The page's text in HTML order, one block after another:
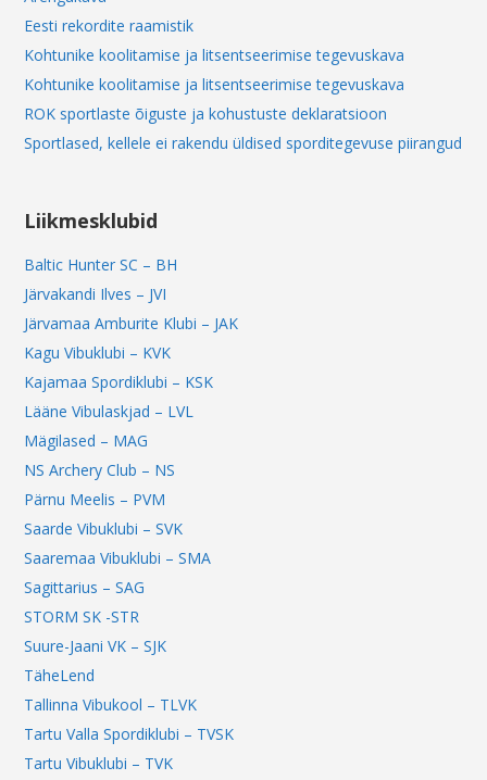
Eesti rekordite raamistik
Kohtunike koolitamise ja litsentseerimise tegevuskava
Kohtunike koolitamise ja litsentseerimise tegevuskava
ROK sportlaste õiguste ja kohustuste deklaratsioon
Sportlased, kellele ei rakendu üldised sporditegevuse piirangud
Liikmesklubid
Baltic Hunter SC – BH
Järvakandi Ilves – JVI
Järvamaa Amburite Klubi – JAK
Kagu Vibuklubi – KVK
Kajamaa Spordiklubi – KSK
Lääne Vibulaskjad – LVL
Mägilased – MAG
NS Archery Club – NS
Pärnu Meelis – PVM
Saarde Vibuklubi – SVK
Saaremaa Vibuklubi – SMA
Sagittarius – SAG
STORM SK -STR
Suure-Jaani VK – SJK
TäheLend
Tallinna Vibukool – TLVK
Tartu Valla Spordiklubi – TVSK
Tartu Vibuklubi – TVK